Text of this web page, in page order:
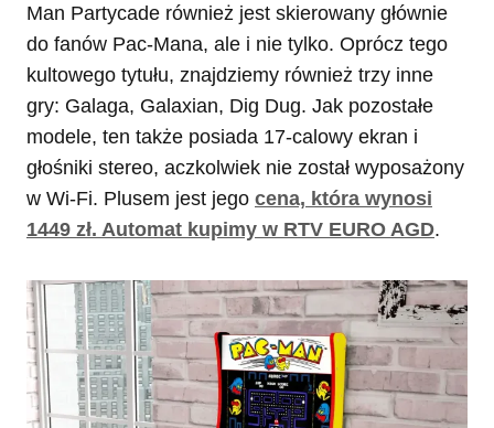
Man Partycade również jest skierowany głównie
do fanów Pac-Mana, ale i nie tylko. Oprócz tego
kultowego tytułu, znajdziemy również trzy inne
gry: Galaga, Galaxian, Dig Dug. Jak pozostałe
modele, ten także posiada 17-calowy ekran i
głośniki stereo, aczkolwiek nie został wyposażony
w Wi-Fi. Plusem jest jego cena, która wynosi
1449 zł. Automat kupimy w RTV EURO AGD.